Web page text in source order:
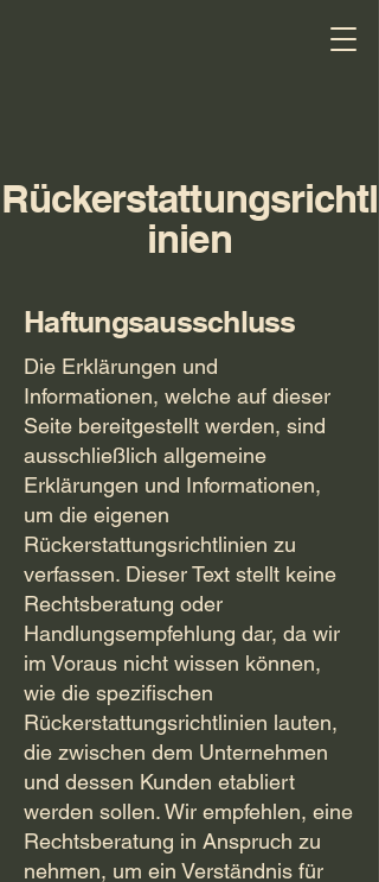
Rückerstattungsrichtl
inien
Haftungsausschluss
Die Erklärungen und
Informationen, welche auf dieser
Seite bereitgestellt werden, sind
ausschließlich allgemeine
Erklärungen und Informationen,
um die eigenen
Rückerstattungsrichtlinien zu
verfassen. Dieser Text stellt keine
Rechtsberatung oder
Handlungsempfehlung dar, da wir
im Voraus nicht wissen können,
wie die spezifischen
Rückerstattungsrichtlinien lauten,
die zwischen dem Unternehmen
und dessen Kunden etabliert
werden sollen. Wir empfehlen, eine
Rechtsberatung in Anspruch zu
nehmen, um ein Verständnis für